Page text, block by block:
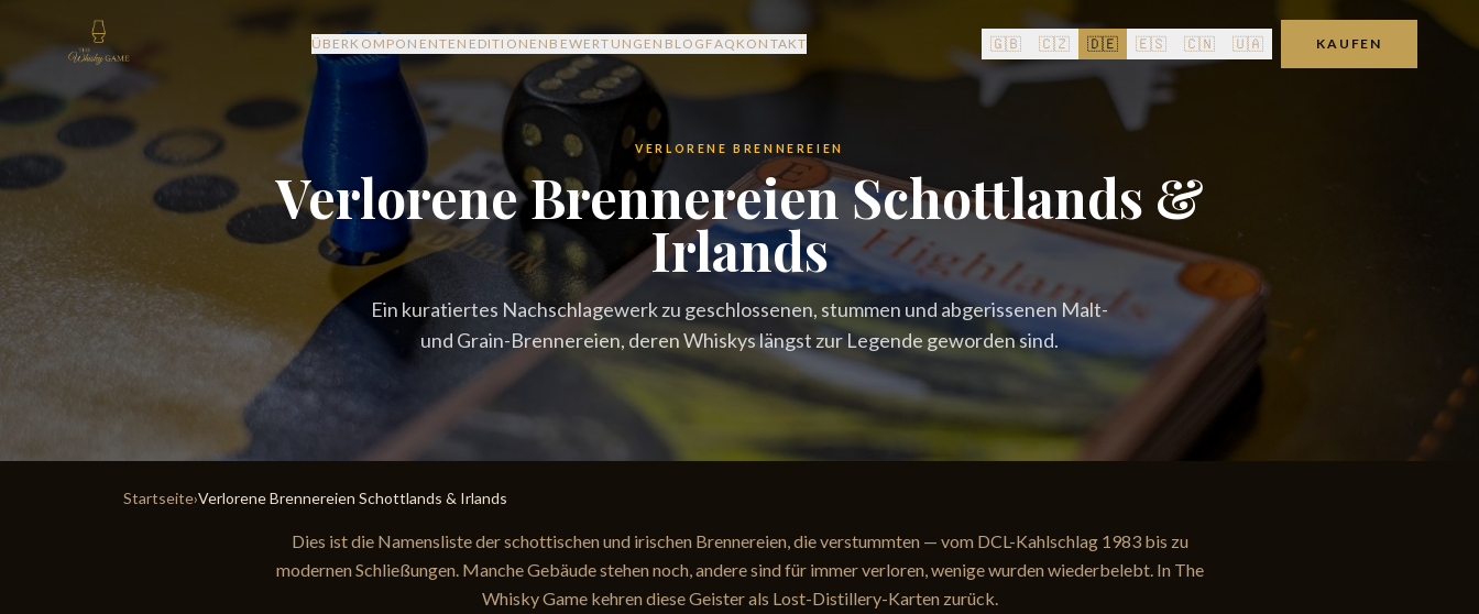
ÜBERKOMPONENTEN EDITIONEN BEWERTUNGEN BLOG FAQ KONTAKT 🇬🇧 🇨🇿 🇩🇪 🇪🇸 🇨🇳 🇺🇦 KAUFEN
VERLORENE BRENNEREIEN
Verlorene Brennereien Schottlands &
Irlands
Ein kuratiertes Nachschlagewerk zu geschlossenen, stummen und abgerissenen Malt-
und Grain-Brennereien, deren Whiskys längst zur Legende geworden sind.
Startseite›Verlorene Brennereien Schottlands & Irlands
Dies ist die Namensliste der schottischen und irischen Brennereien, die verstummten — vom DCL-Kahlschlag 1983 bis zu
modernen Schließungen. Manche Gebäude stehen noch, andere sind für immer verloren, wenige wurden wiederbelebt. In The
Whisky Game kehren diese Geister als Lost-Distillery-Karten zurück.